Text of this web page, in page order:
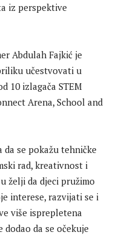
iz perspektive
Abdulah Fajkić je
učestvovati u
10 izlagača STEM
Arena, School and
da se pokažu tehničke
rad, kreativnost i
želji da djeci pružimo
interese, razvijati se i
više isprepletena
da se očekuje